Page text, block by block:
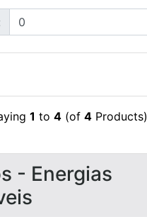
1 to 4(of 4Products)
- Energias